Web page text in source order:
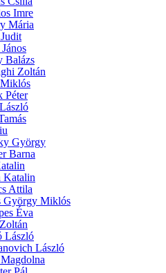
Imre
Mária
Balázs
Zoltán
Péter
György
Barna
Katalin
Attila
György Miklós
Éva
László
László